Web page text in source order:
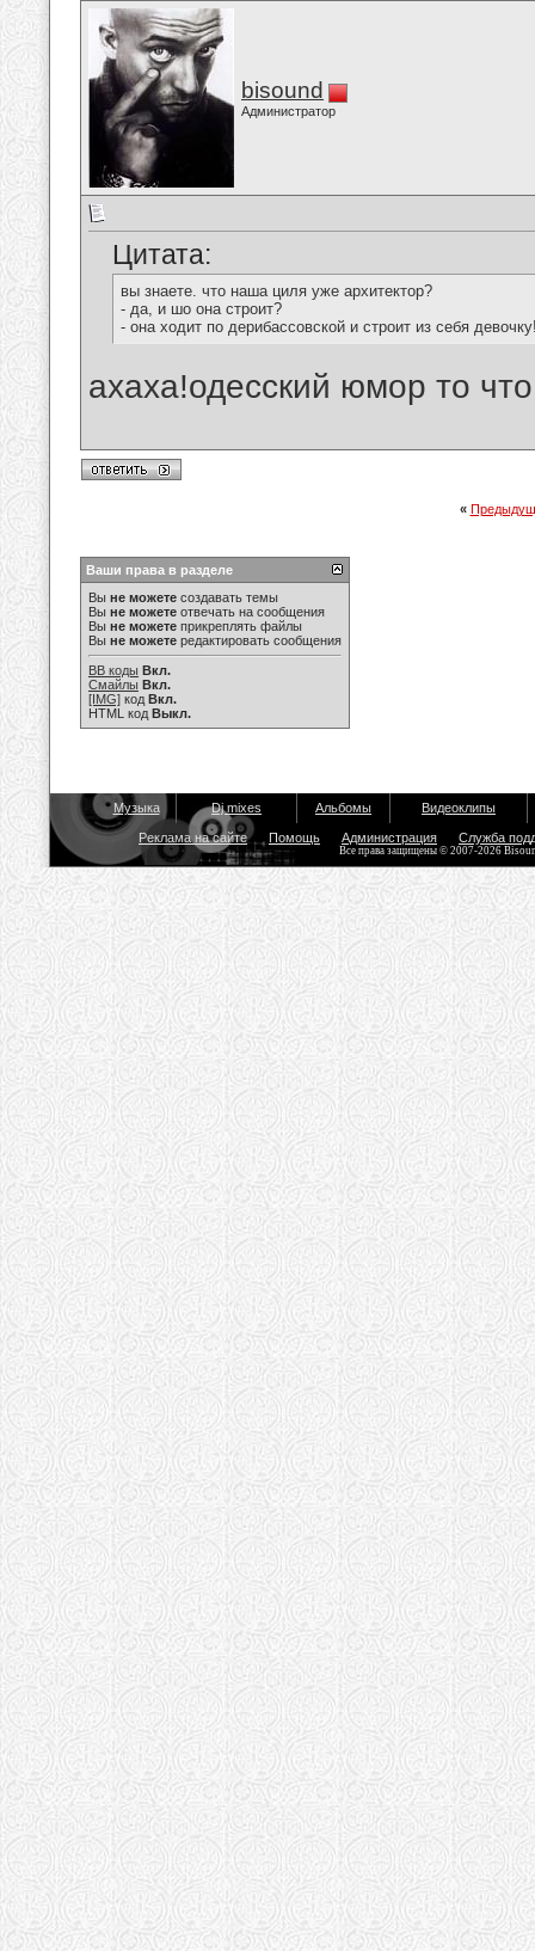
bisound
Администратор
Цитата:
вы знаете. что наша циля уже архитектор?
- да, и шо она строит?
- она ходит по дерибассовской и строит из себя
ахаха!одесский юмор то
«
Ваши права в разделе
Вы не можете создавать темы
Вы не можете отвечать на сообщения
Вы не можете прикреплять файлы
Вы не можете редактировать сообщения
BB коды Вкл.
Смайлы Вкл.
[IMG] код Вкл.
HTML код Выкл.
Музыка Dj mixes Альбомы Видеоклипы
Реклама на сайте Помощь Администрация Служба
Все права защищены © 2007-2026